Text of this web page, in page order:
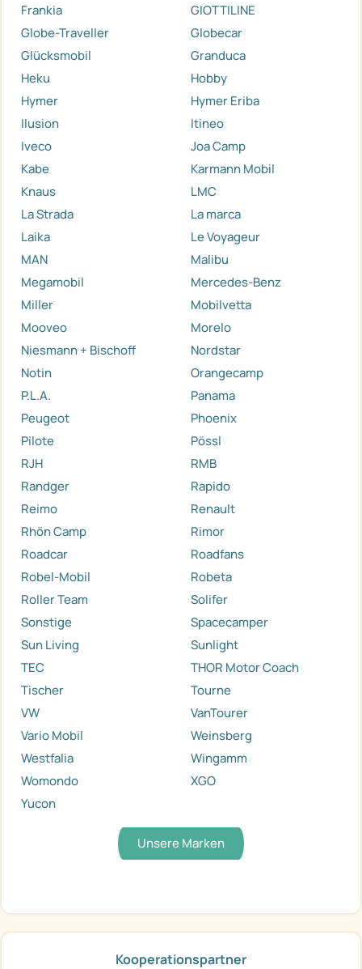
Frankia
GIOTTILINE
Globe-Traveller
Globecar
Glücksmobil
Granduca
Heku
Hobby
Hymer
Hymer Eriba
Ilusion
Itineo
Iveco
Joa Camp
Kabe
Karmann Mobil
Knaus
LMC
La Strada
La marca
Laika
Le Voyageur
MAN
Malibu
Megamobil
Mercedes-Benz
Miller
Mobilvetta
Mooveo
Morelo
Niesmann + Bischoff
Nordstar
Notin
Orangecamp
P.L.A.
Panama
Peugeot
Phoenix
Pilote
Pössl
RJH
RMB
Randger
Rapido
Reimo
Renault
Rhön Camp
Rimor
Roadcar
Roadfans
Robel-Mobil
Robeta
Roller Team
Solifer
Sonstige
Spacecamper
Sun Living
Sunlight
TEC
THOR Motor Coach
Tischer
Tourne
VW
VanTourer
Vario Mobil
Weinsberg
Westfalia
Wingamm
Womondo
XGO
Yucon
Unsere Marken
Kooperationspartner